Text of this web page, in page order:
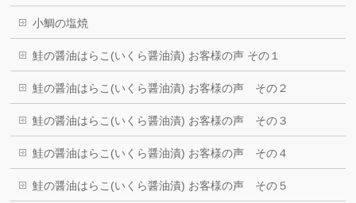
小鯛の塩焼
鮭の醤油はらこ(いくら醤油漬) お客様の声 その１
鮭の醤油はらこ(いくら醤油漬) お客様の声 その２
鮭の醤油はらこ(いくら醤油漬) お客様の声 その３
鮭の醤油はらこ(いくら醤油漬) お客様の声 その４
鮭の醤油はらこ(いくら醤油漬) お客様の声 その５